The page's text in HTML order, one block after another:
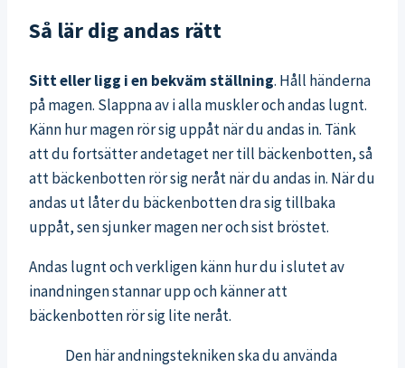
Så lär dig andas rätt
Sitt eller ligg i en bekväm ställning. Håll händerna
på magen. Slappna av i alla muskler och andas lugnt.
Känn hur magen rör sig uppåt när du andas in. Tänk
att du fortsätter andetaget ner till bäckenbotten, så
att bäckenbotten rör sig neråt när du andas in. När du
andas ut låter du bäckenbotten dra sig tillbaka
uppåt, sen sjunker magen ner och sist bröstet.
Andas lugnt och verkligen känn hur du i slutet av
inandningen stannar upp och känner att
bäckenbotten rör sig lite neråt.
Den här andningstekniken ska du använda